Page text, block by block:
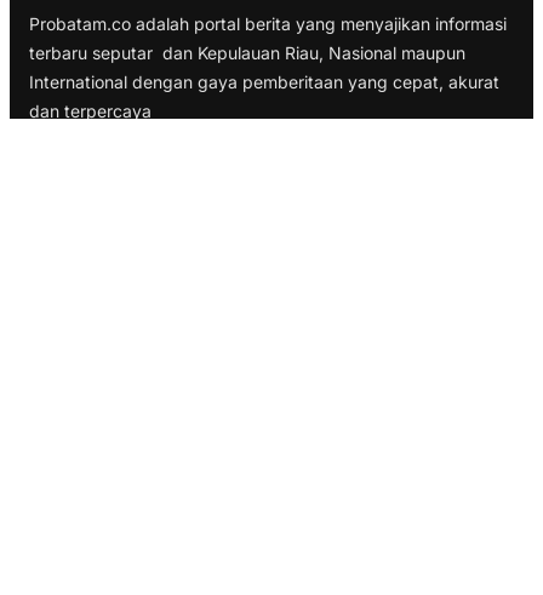
Probatam.co adalah portal berita yang menyajikan informasi
terbaru seputar dan Kepulauan Riau, Nasional maupun
International dengan gaya pemberitaan yang cepat, akurat
dan terpercaya